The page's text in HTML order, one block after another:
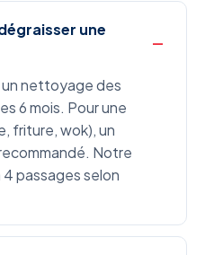
une
un nettoyage des
6 mois. Pour une
friture, wok), un
Notre
passages selon